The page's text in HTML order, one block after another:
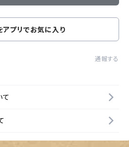
アプリでお気に入り
通報する
て